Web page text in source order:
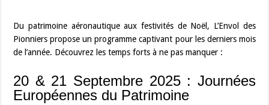
Du patrimoine aéronautique aux festivités de Noël, L’Envol des
Pionniers propose un programme captivant pour les derniers mois
de l’année. Découvrez les temps forts à ne pas manquer :
20 & 21 Septembre 2025 : Journées
Européennes du Patrimoine